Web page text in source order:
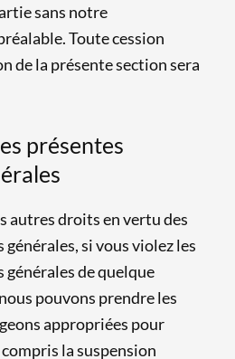
sans notre
Toute cession
de la présente section sera
présentes
autres droits en vertu des
si vous violez les
de quelque
pouvons prendre les
appropriées pour
la suspension